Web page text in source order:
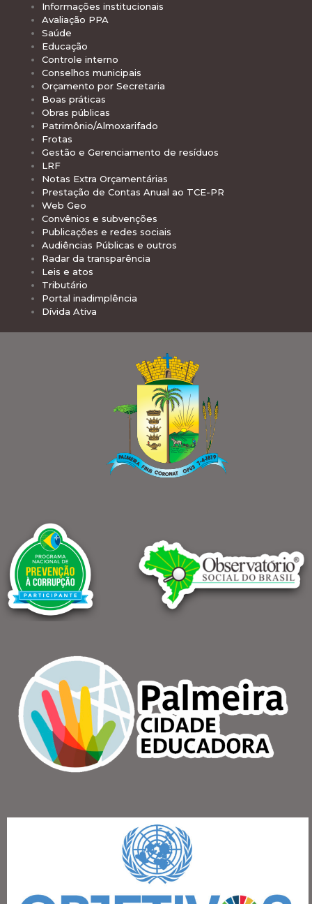
Informações institucionais
Avaliação PPA
Saúde
Educação
Controle interno
Conselhos municipais
Orçamento por Secretaria
Boas práticas
Obras públicas
Patrimônio/Almoxarifado
Frotas
Gestão e Gerenciamento de resíduos
LRF
Notas Extra Orçamentárias
Prestação de Contas Anual ao TCE-PR
Web Geo
Convênios e subvenções
Publicações e redes sociais
Audiências Públicas e outros
Radar da transparência
Leis e atos
Tributário
Portal inadimplência
Dívida Ativa